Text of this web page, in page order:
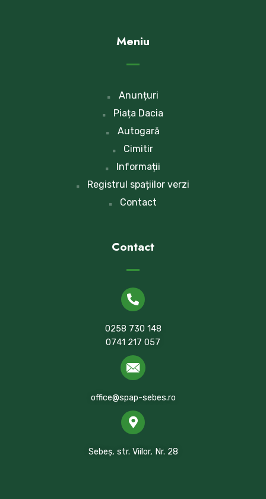
Meniu
Anunțuri
Piața Dacia
Autogară
Cimitir
Informații
Registrul spațiilor verzi
Contact
Contact
0258 730 148
0741 217 057
office@spap-sebes.ro
Sebeș, str. Viilor, Nr. 28